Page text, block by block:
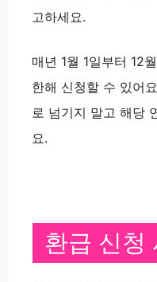
고하세요.
매년 1월 1일부터 12
한해 신청할 수 있어
로 넘기지 말고 해당
요.
환급 신청